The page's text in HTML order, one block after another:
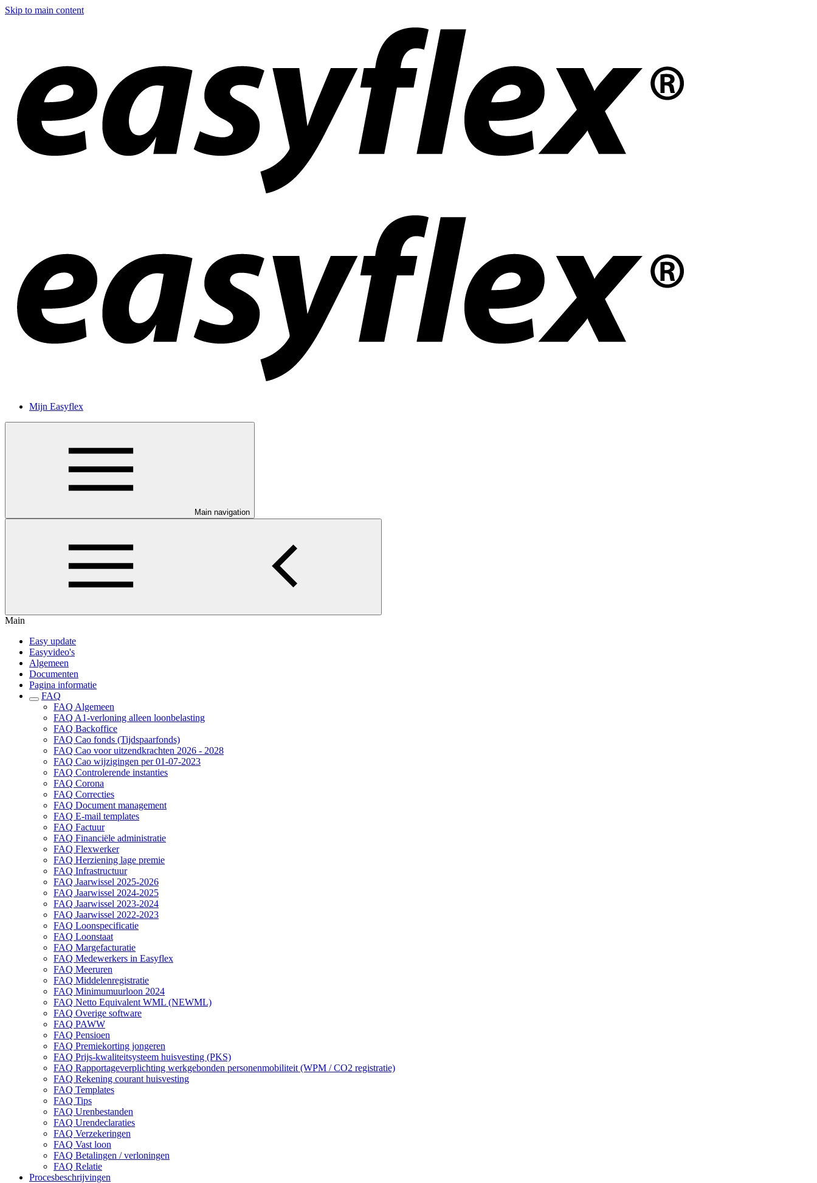
Skip to main content
Mijn Easyflex
Main navigation
Main
Easy update
Easyvideo's
Algemeen
Documenten
Pagina informatie
FAQ
FAQ Algemeen
FAQ A1-verloning alleen loonbelasting
FAQ Backoffice
FAQ Cao fonds (Tijdspaarfonds)
FAQ Cao voor uitzendkrachten 2026 - 2028
FAQ Cao wijzigingen per 01-07-2023
FAQ Controlerende instanties
FAQ Corona
FAQ Correcties
FAQ Document management
FAQ E-mail templates
FAQ Factuur
FAQ Financiële administratie
FAQ Flexwerker
FAQ Herziening lage premie
FAQ Infrastructuur
FAQ Jaarwissel 2025-2026
FAQ Jaarwissel 2024-2025
FAQ Jaarwissel 2023-2024
FAQ Jaarwissel 2022-2023
FAQ Loonspecificatie
FAQ Loonstaat
FAQ Margefacturatie
FAQ Medewerkers in Easyflex
FAQ Meeruren
FAQ Middelenregistratie
FAQ Minimumuurloon 2024
FAQ Netto Equivalent WML (NEWML)
FAQ Overige software
FAQ PAWW
FAQ Pensioen
FAQ Premiekorting jongeren
FAQ Prijs-kwaliteitsysteem huisvesting (PKS)
FAQ Rapportageverplichting werkgebonden personenmobiliteit (WPM / CO2 registratie)
FAQ Rekening courant huisvesting
FAQ Templates
FAQ Tips
FAQ Urenbestanden
FAQ Urendeclaraties
FAQ Verzekeringen
FAQ Vast loon
FAQ Betalingen / verloningen
FAQ Relatie
Procesbeschrijvingen